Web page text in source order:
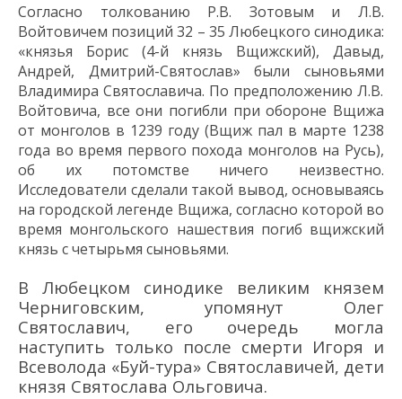
Согласно толкованию Р.В. Зотовым и Л.В.
Войтовичем позиций 32 – 35 Любецкого синодика:
«князья Борис (4-й князь Вщижский), Давыд,
Андрей, Дмитрий-Святослав» были сыновьями
Владимира Святославича. По предположению Л.В.
Войтовича, всеони погибли при обороне Вщижа
от монголов в 1239 году (Вщиж пал в марте 1238
года во время первого похода монголов на Русь),
об их потомстве ничего неизвестно.
Исследователи сделали такой вывод, основываясь
на городской легенде Вщижа, согласно которой во
время монгольского нашествия погиб вщижский
князь с четырьмя сыновьями.
В Любецком синодике великим князем
Черниговским, упомянут Олег
Святославич, его очередь могла
наступить только после смерти Игоря и
Всеволода «Буй-тура» Святославичей, дети
князя Святослава Ольговича.